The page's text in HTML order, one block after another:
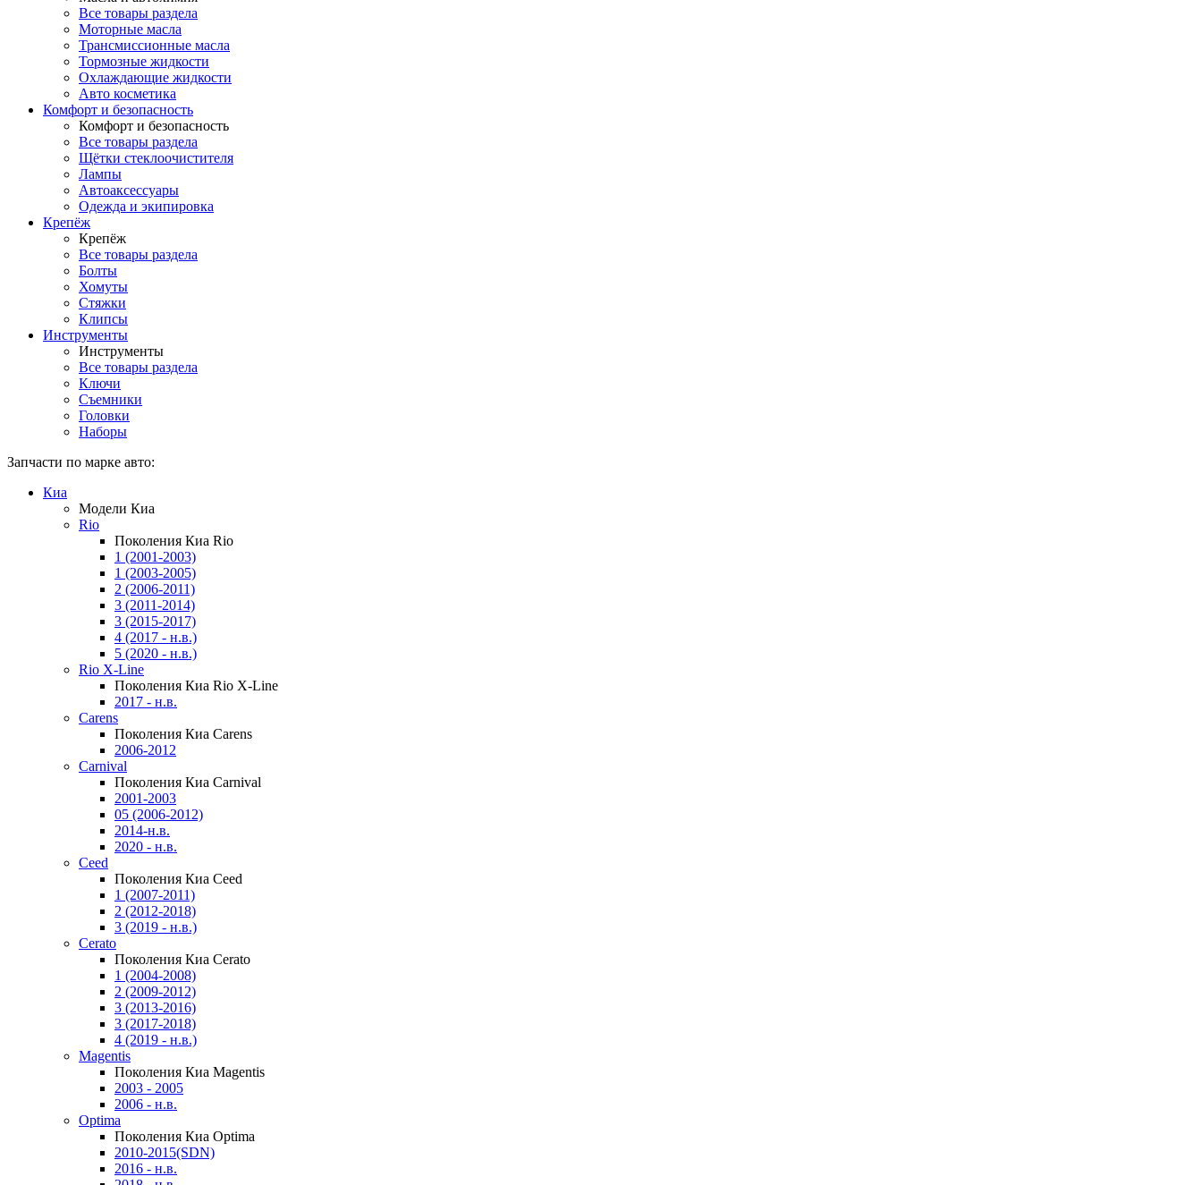
Все товары раздела
Моторные масла
Трансмиссионные масла
Тормозные жидкости
Охлаждающие жидкости
Авто косметика
Комфорт и безопасность
Комфорт и безопасность
Все товары раздела
Щётки стеклоочистителя
Лампы
Автоаксессуары
Одежда и экипировка
Крепёж
Крепёж
Все товары раздела
Болты
Хомуты
Стяжки
Клипсы
Инструменты
Инструменты
Все товары раздела
Ключи
Съемники
Головки
Наборы
Запчасти по марке авто:
Киа
Модели Киа
Rio
Поколения Киа Rio
1 (2001-2003)
1 (2003-2005)
2 (2006-2011)
3 (2011-2014)
3 (2015-2017)
4 (2017 - н.в.)
5 (2020 - н.в.)
Rio X-Line
Поколения Киа Rio X-Line
2017 - н.в.
Carens
Поколения Киа Carens
2006-2012
Carnival
Поколения Киа Carnival
2001-2003
05 (2006-2012)
2014-н.в.
2020 - н.в.
Ceed
Поколения Киа Ceed
1 (2007-2011)
2 (2012-2018)
3 (2019 - н.в.)
Cerato
Поколения Киа Cerato
1 (2004-2008)
2 (2009-2012)
3 (2013-2016)
3 (2017-2018)
4 (2019 - н.в.)
Magentis
Поколения Киа Magentis
2003 - 2005
2006 - н.в.
Optima
Поколения Киа Optima
2010-2015(SDN)
2016 - н.в.